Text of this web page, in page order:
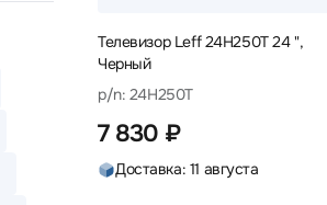
Телевизор Leff 24H250T 24 ",
Черный
p/n: 24H250T
7 830 ₽
Доставка: 11 августа